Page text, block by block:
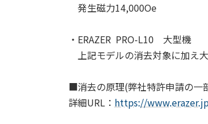
発生磁力14,000Oe
・ERAZER PRO-L10 大型機
上記モデルの消去対象に加え
■消去の原理(弊社特許申請の一
詳細URL： https://